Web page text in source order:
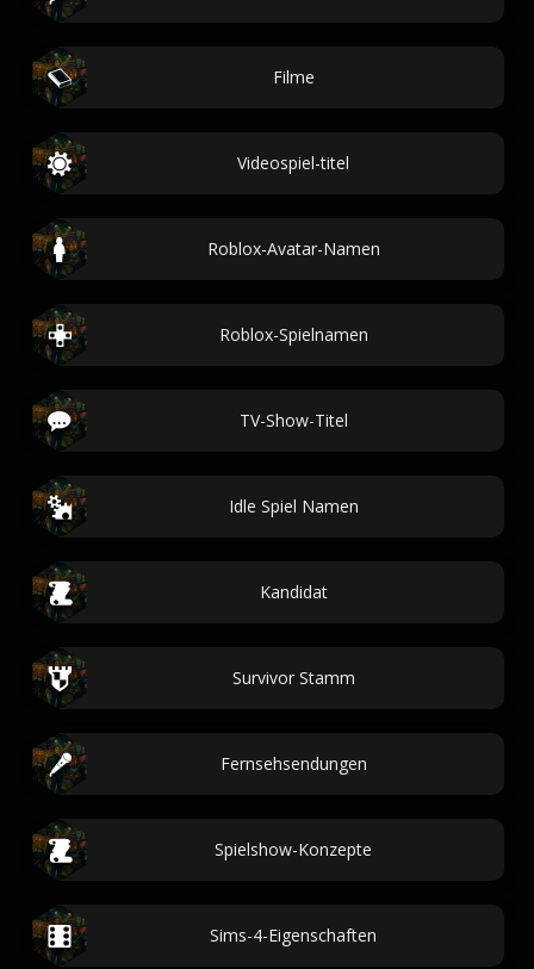
Filme
Videospiel-titel
Roblox-Avatar-Namen
Roblox-Spielnamen
TV-Show-Titel
Idle Spiel Namen
Kandidat
Survivor Stamm
Fernsehsendungen
Spielshow-Konzepte
Sims-4-Eigenschaften